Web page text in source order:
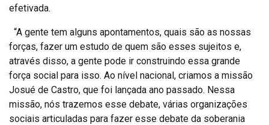
efetivada.
“A gente tem alguns apontamentos, quais são as nossas
forças, fazer um estudo de quem são esses sujeitos e,
através disso, a gente pode ir construindo essa grande
força social para isso. Ao nível nacional, criamos a missão
Josué de Castro, que foi lançada ano passado. Nessa
missão, nós trazemos esse debate, várias organizações
sociais articuladas para fazer esse debate da soberania